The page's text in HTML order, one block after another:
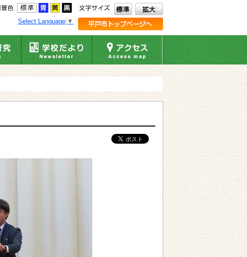
Select Language ▼